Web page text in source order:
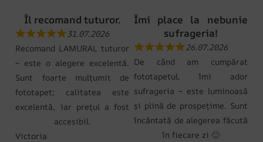
Îl recomand tuturor.
31.07.2026
Recomand LAMURAL tuturor
– este o alegere excelentă.
Sunt foarte mulțumit de
fototapet; calitatea este
excelentă, iar prețul a fost
accesibil.
Victoria
Îmi place la nebunie
sufrageria!
26.07.2026
De când am cumpărat
fototapetul, îmi ador
sufrageria – este luminoasă
și plină de prospețime. Sunt
încântată de alegerea făcută
în fiecare zi 🙂